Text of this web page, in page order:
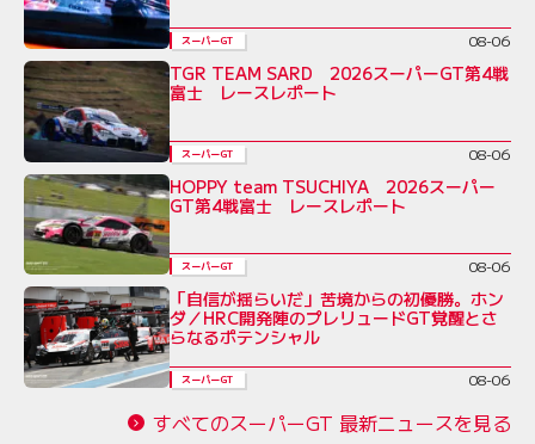
スーパーGT 08-06
TGR TEAM SARD 2026スーパーGT第4戦
富士 レースレポート
スーパーGT 08-06
HOPPY team TSUCHIYA 2026スーパー
GT第4戦富士 レースレポート
スーパーGT 08-06
「自信が揺らいだ」苦境からの初優勝。ホン
ダ／HRC開発陣のプレリュードGT覚醒とさ
らなるポテンシャル
スーパーGT 08-06
すべてのスーパーGT 最新ニュースを見る